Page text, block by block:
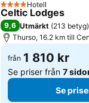
4 Stjärnor
Hotell
Celtic Lodges
9,6 Utmärkt (213 betyg)
Thurso, 16.2 km till
från 1 810 kr
Se priser från 7
Se